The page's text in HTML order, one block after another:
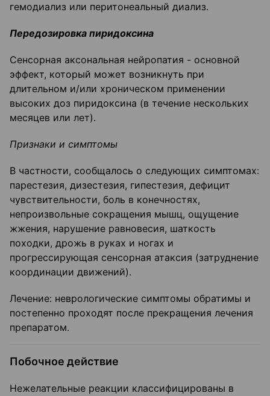
гемодиализ или перитонеальный диализ.
Передозировка пиридоксина
Сенсорная аксональная нейропатия - основной
эффект, который может возникнуть при
длительном и/или хроническом применении
высоких доз пиридоксина (в течение нескольких
месяцев или лет).
Признаки и симптомы
В частности, сообщалось о следующих симптомах:
парестезия, дизестезия, гипестезия, дефицит
чувствительности, боль в конечностях,
непроизвольные сокращения мышц, ощущение
жжения, нарушение равновесия, шаткость
походки, дрожь в руках и ногах и
прогрессирующая сенсорная атаксия (затруднение
координации движений).
Лечение: неврологические симптомы обратимы и
постепенно проходят после прекращения лечения
препаратом.
Побочное действие
Нежелательные реакции классифицированы в